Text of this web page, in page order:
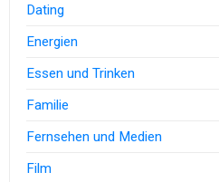
Dating
Energien
Essen und Trinken
Familie
Fernsehen und Medien
Film